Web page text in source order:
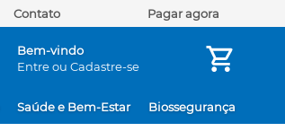
Contato Pagar agora
Bem-vindo
Entreou Cadastre-se
Saúde e Bem-Estar Biossegurança